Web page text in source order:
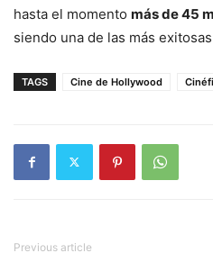
hasta el momento más de 45
siendo una de las más
TAGS Cine de Hollywood
Previous article